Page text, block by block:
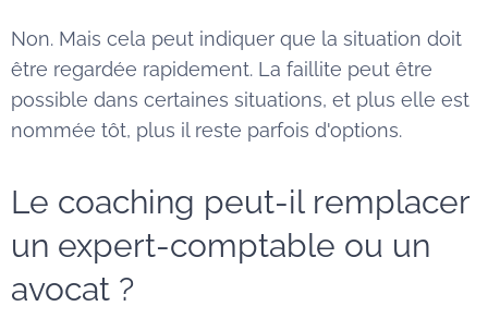
Non. Mais cela peut indiquer que la situation doit
être regardée rapidement. La faillite peut être
possible dans certaines situations, et plus elle est
nommée tôt, plus il reste parfois d'options.
Le coaching peut-il remplacer
un expert-comptable ou un
avocat ?